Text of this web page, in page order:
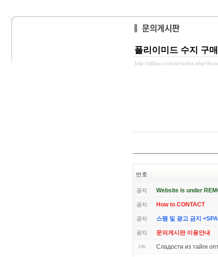
폴리이미드 수지 구
http://jdlpnc.com/xe/
번호
공지 Website is under
공지 How to CONTACT
공지 스팸 및 광고 금지
공지 문의게시판 이용안내
196 Сладости из тайги